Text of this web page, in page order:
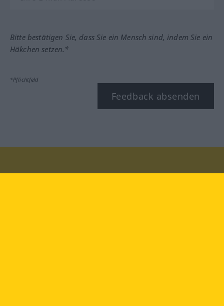
Bitte bestätigen Sie, dass Sie ein Mensch sind, indem Sie ein
Häkchen setzen.*
*Pflichtfeld
Feedback absenden
Besuchen Sie uns auf: